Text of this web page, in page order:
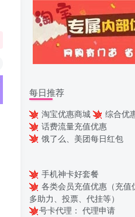
每日推荐
淘宝优惠商城
综合优
话费流量充值优惠
饿了么、美团每日红包
手机神卡好套餐
各类会员充值优惠（充值
多助力、投票、代挂等）
号卡代理： 代理申请